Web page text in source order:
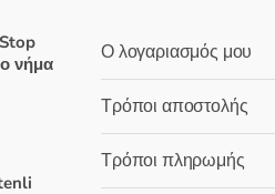
νήμα
Ο λογαριασμός μου
Τρόποι αποστολής
Τρόποι πληρωμής